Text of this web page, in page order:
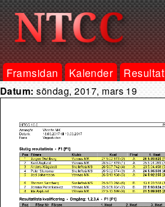
Framsidan Kalender Resultat
Datum:söndag, 2017, mars 19